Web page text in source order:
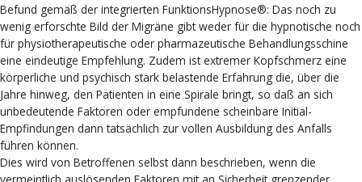
Befund gemäß der integrierten FunktionsHypnose®: Das noch zu
wenig erforschte Bild der Migräne gibt weder für die hypnotische noch
für physiotherapeutische oder pharmazeutische Behandlungsschine
eine eindeutige Empfehlung. Zudem ist extremer Kopfschmerz eine
körperliche und psychisch stark belastende Erfahrung die, über die
Jahre hinweg, den Patienten in eine Spirale bringt, so daß an sich
unbedeutende Faktoren oder empfundene scheinbare Initial-
Empfindungen dann tatsächlich zur vollen Ausbildung des Anfalls
führen können.
Dies wird von Betroffenen selbst dann beschrieben, wenn die
vermeintlich auslösenden Faktoren mit an Sicherheit grenzender